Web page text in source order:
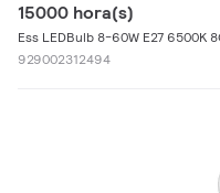
15000 hora(s)
Ess LEDBulb 8-60W E27 6500K
929002312494